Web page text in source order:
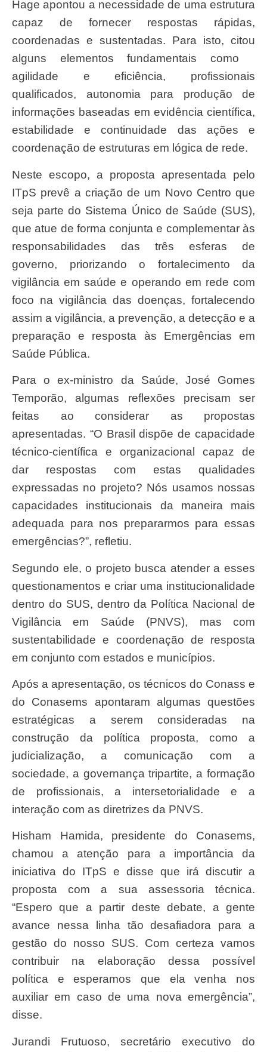
Hage apontou a necessidade de uma estrutura
capaz de fornecer respostas rápidas,
coordenadas e sustentadas. Para isto, citou
alguns elementos fundamentais como
agilidade e eficiência, profissionais
qualificados, autonomia para produção de
informações baseadas em evidência científica,
estabilidade e continuidade das ações e
coordenação de estruturas em lógica de rede.
Neste escopo, a proposta apresentada pelo
ITpS prevê a criação de um Novo Centro que
seja parte do Sistema Único de Saúde (SUS),
que atue de forma conjunta e complementar às
responsabilidades das três esferas de
governo, priorizando o fortalecimento da
vigilância em saúde e operando em rede com
foco na vigilância das doenças, fortalecendo
assim a vigilância, a prevenção, a detecção e a
preparação e resposta às Emergências em
Saúde Pública.
Para o ex-ministro da Saúde, José Gomes
Temporão, algumas reflexões precisam ser
feitas ao considerar as propostas
apresentadas. “O Brasil dispõe de capacidade
técnico-científica e organizacional capaz de
dar respostas com estas qualidades
expressadas no projeto? Nós usamos nossas
capacidades institucionais da maneira mais
adequada para nos prepararmos para essas
emergências?”, refletiu.
Segundo ele, o projeto busca atender a esses
questionamentos e criar uma institucionalidade
dentro do SUS, dentro da Política Nacional de
Vigilância em Saúde (PNVS), mas com
sustentabilidade e coordenação de resposta
em conjunto com estados e municípios.
Após a apresentação, os técnicos do Conass e
do Conasems apontaram algumas questões
estratégicas a serem consideradas na
construção da política proposta, como a
judicialização, a comunicação com a
sociedade, a governança tripartite, a formação
de profissionais, a intersetorialidade e a
interação com as diretrizes da PNVS.
Hisham Hamida, presidente do Conasems,
chamou a atenção para a importância da
iniciativa do ITpS e disse que irá discutir a
proposta com a sua assessoria técnica.
“Espero que a partir deste debate, a gente
avance nessa linha tão desafiadora para a
gestão do nosso SUS. Com certeza vamos
contribuir na elaboração dessa possível
política e esperamos que ela venha nos
auxiliar em caso de uma nova emergência”,
disse.
Jurandi Frutuoso, secretário executivo do